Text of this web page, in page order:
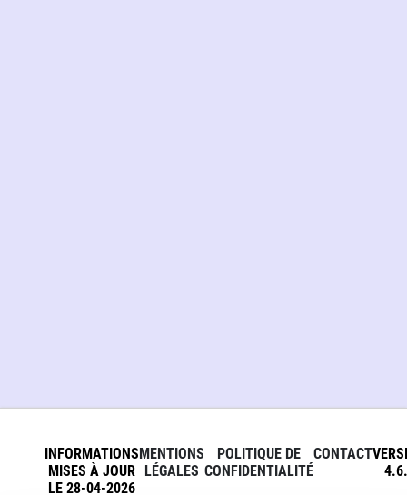
INFORMATIONS
MISES À JOUR
LE 28-04-2026
MENTIONS
LÉGALES
POLITIQUE DE
CONFIDENTIALITÉ
CONTACT